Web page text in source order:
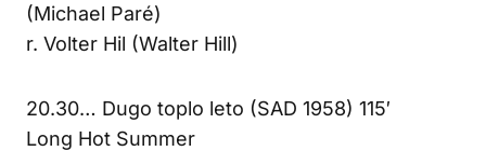
(Michael Paré)
r. Volter Hil (Walter Hill)
20.30… Dugo toplo leto (SAD 1958) 115′
Long Hot Summer